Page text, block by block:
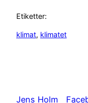
Etiketter:
klimat, klimatet
Jens Holm